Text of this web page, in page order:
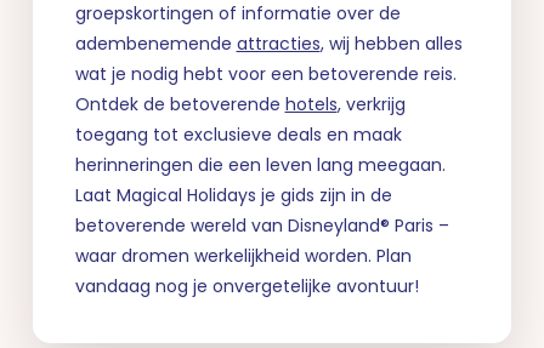
groepskortingen of informatie over de
adembenemende attracties, wij hebben alles
wat je nodig hebt voor een betoverende reis.
Ontdek de betoverende hotels, verkrijg
toegang tot exclusieve deals en maak
herinneringen die een leven lang meegaan.
Laat Magical Holidays je gids zijn in de
betoverende wereld van Disneyland® Paris –
waar dromen werkelijkheid worden. Plan
vandaag nog je onvergetelijke avontuur!